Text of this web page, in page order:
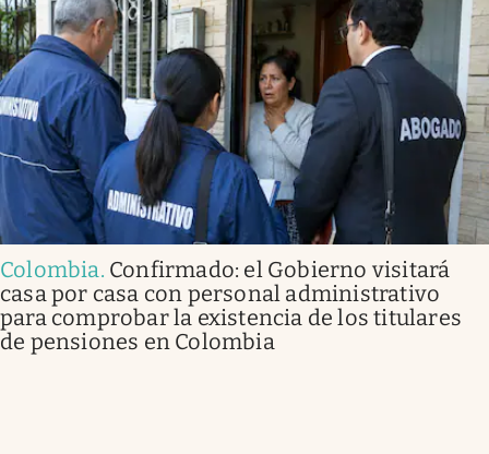
Colombia. Confirmado: el Gobierno visitará
casa por casa con personal administrativo
para comprobar la existencia de los titulares
de pensiones en Colombia